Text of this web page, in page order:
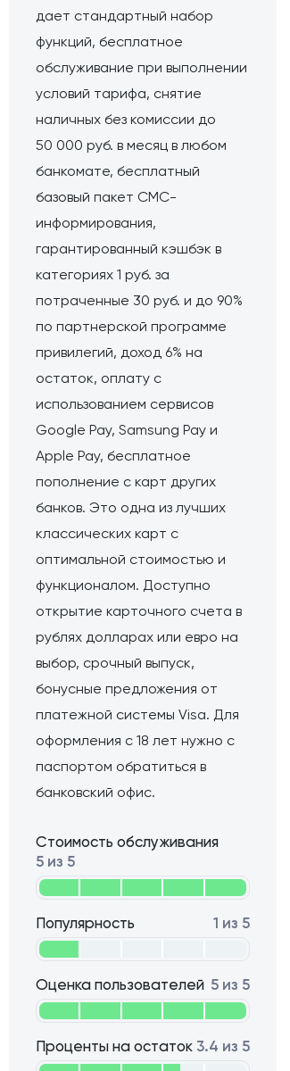
дает стандартный набор
функций, бесплатное
обслуживание при выполнении
условий тарифа, снятие
наличных без комиссии до
50 000 руб. в месяц в любом
банкомате, бесплатный
базовый пакет СМС-
информирования,
гарантированный кэшбэк в
категориях 1 руб. за
потраченные 30 руб. и до 90%
по партнерской программе
привилегий, доход 6% на
остаток, оплату с
использованием сервисов
Google Pay, Samsung Pay и
Apple Pay, бесплатное
пополнение с карт других
банков. Это одна из лучших
классических карт с
оптимальной стоимостью и
функционалом. Доступно
открытие карточного счета в
рублях долларах или евро на
выбор, срочный выпуск,
бонусные предложения от
платежной системы Visa. Для
оформления с 18 лет нужно с
паспортом обратиться в
банковский офис.
Проценты на остаток 3.4 из 5
Стоимость обслуживания
5 из 5
Популярность 1 из 5
Оценка пользователей 5 из 5